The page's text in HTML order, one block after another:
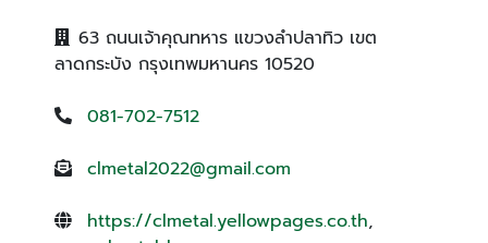
63 ถนนเจ้าคุณทหาร แขวงลำปลาทิว เขต
ลาดกระบัง กรุงเทพมหานคร 10520
081-702-7512
clmetal2022@gmail.com
https://clmetal.yellowpages.co.th,